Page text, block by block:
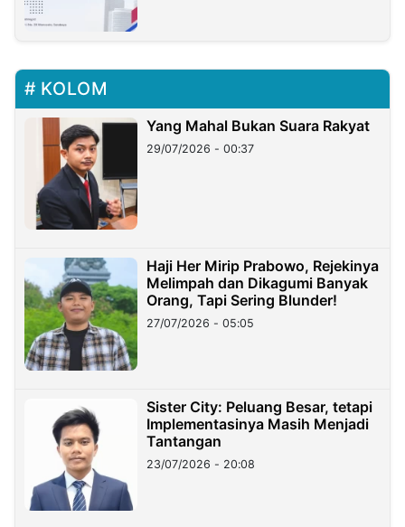
KOLOM
Yang Mahal Bukan Suara Rakyat
29/07/2026 - 00:37
Haji Her Mirip Prabowo, Rejekinya
Melimpah dan Dikagumi Banyak
Orang, Tapi Sering Blunder!
27/07/2026 - 05:05
Sister City: Peluang Besar, tetapi
Implementasinya Masih Menjadi
Tantangan
23/07/2026 - 20:08